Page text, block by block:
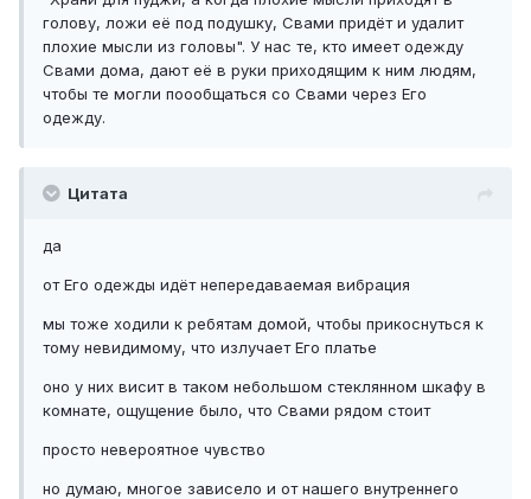
голову, ложи её под подушку, Свами придёт и удалит
плохие мысли из головы". У нас те, кто имеет одежду
Свами дома, дают её в руки приходящим к ним людям,
чтобы те могли поообщаться со Свами через Его
одежду.
Цитата
да
от Его одежды идёт непередаваемая вибрация
мы тоже ходили к ребятам домой, чтобы прикоснуться к
тому невидимому, что излучает Его платье
оно у них висит в таком небольшом стеклянном шкафу в
комнате, ощущение было, что Свами рядом стоит
просто невероятное чувство
но думаю, многое зависело и от нашего внутреннего